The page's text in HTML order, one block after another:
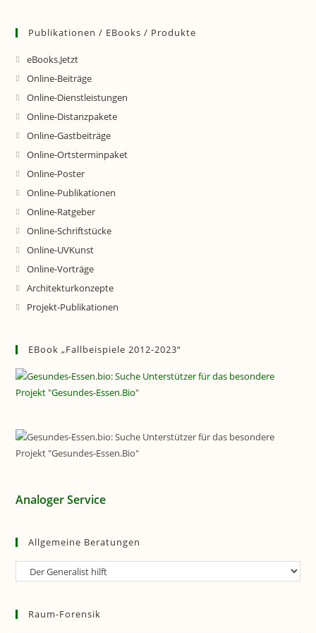
Publikationen / EBooks / Produkte
eBooks.Jetzt
Online-Beiträge
Online-Dienstleistungen
Online-Distanzpakete
Online-Gastbeiträge
Online-Ortsterminpaket
Online-Poster
Online-Publikationen
Online-Ratgeber
Online-Schriftstücke
Online-UVKunst
Online-Vorträge
Architekturkonzepte
Projekt-Publikationen
EBook „Fallbeispiele 2012-2023“
Analoger Service
Allgemeine Beratungen
Allgemeine
Raum-Forensik